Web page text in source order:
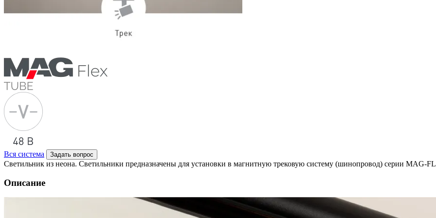
Вся система Задать вопрос
Светильник из неона. Светильники предназначены для установки в магнитную трековую систему (шинопровод) серии MAG-
Описание